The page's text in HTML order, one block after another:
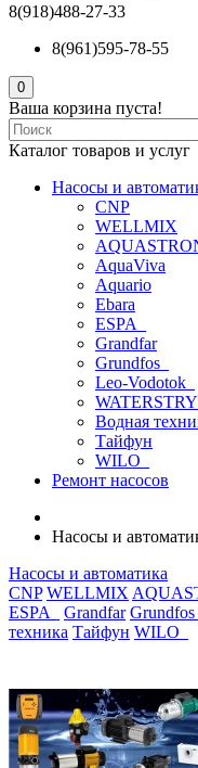
8(918)488-27-33
8(961)595-78-55
0
Ваша корзина пуста!
Каталог товаров и услуг
Насосы и
CNP
WELLMIX
AquaViva
Aquario
Ebara
ESPA_
Grandfar
Grundfos_
Leo-Vodotok_
WATERSTRY
Водная
Тайфун
WILO_
Ремонт насосов
Насосы и
Насосы и автоматика
CNP WELLMIX
ESPA_
Grandfar Grundfos_
техника Тайфун WILO_